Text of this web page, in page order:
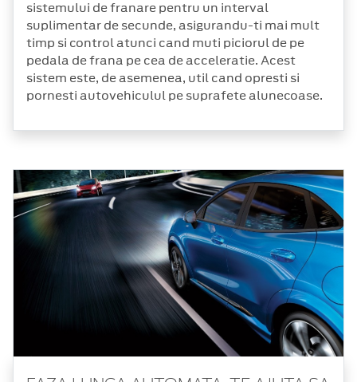
sistemului de franare pentru un interval
suplimentar de secunde, asigurandu-ti mai mult
timp si control atunci cand muti piciorul de pe
pedala de frana pe cea de acceleratie. Acest
sistem este, de asemenea, util cand opresti si
pornesti autovehiculul pe suprafete alunecoase.